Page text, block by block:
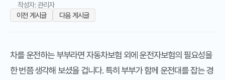
작성자: 관리자
이전 게시글
다음 게시글
차를 운전하는 부부라면 자동차보험 외에 운전자보험의 필요성을
한 번쯤 생각해 보셨을 겁니다. 특히 부부가 함께 운전대를 잡는 경